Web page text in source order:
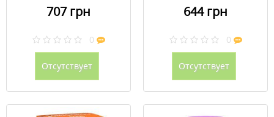
707 грн
0
Отсутствует
644 грн
0
Отсутствует